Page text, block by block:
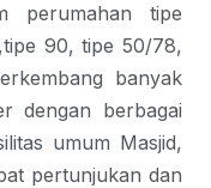
perumahan tipe
90, tipe 50/78,
banyak
dengan berbagai
umum Masjid,
pertunjukan dan